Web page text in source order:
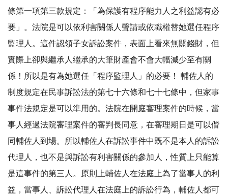
條第一項第三款規定：「為保護有程序能力人之利益認有必
要」。法院是可以依利害關係人聲請或依職權替她選任程序
監理人。這件認領子女訴訟案件，表面上看來無關錢財，但
實際上卻與繼承人繼承的大筆財產會不會大幅減少至有關
係！所以是有為她選任「程序監理人」的必要！ 輔佐人的
制度規定在民事訴訟法的第七十六條和七十七條中，但家事
事件法規定是可以準用的。法院在開庭審理案件的時候，當
事人經過法院審理案件的審判長同意，在審理期日是可以偕
同輔佐人到場。所以輔佐人在訴訟事件中既不是本人的訴訟
代理人，也不是與訴訟有利害關係的參加人，性質上只能算
是這事件的第三人。原則上輔佐人在法庭上為了當事人的利
益，當事人、訴訟代理人在法庭上的訴訟行為，輔佐人都可